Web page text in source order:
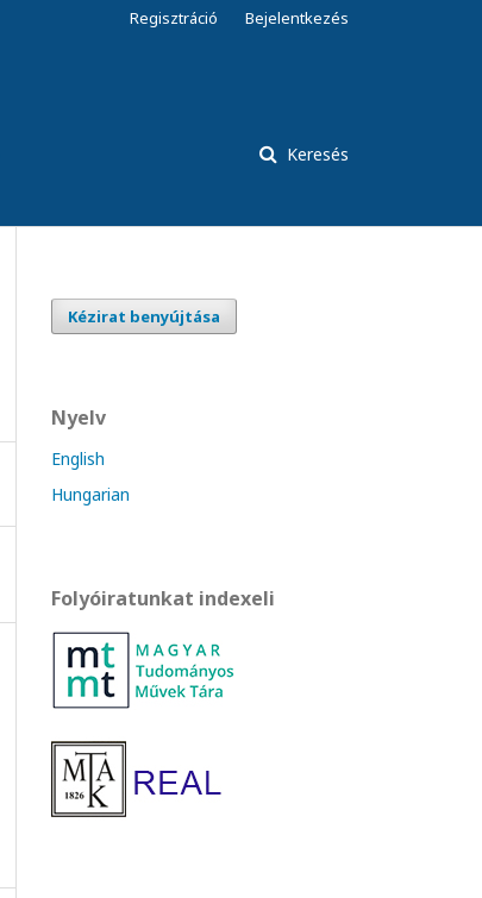
Keresés
Regisztráció Bejelentkezés
Kézirat benyújtása
Nyelv
English
Hungarian
Folyóiratunkat indexeli